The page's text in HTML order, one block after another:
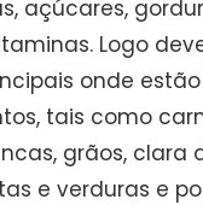
açúcares,
Logo
onde
tais como
grãos, clara
e verduras e